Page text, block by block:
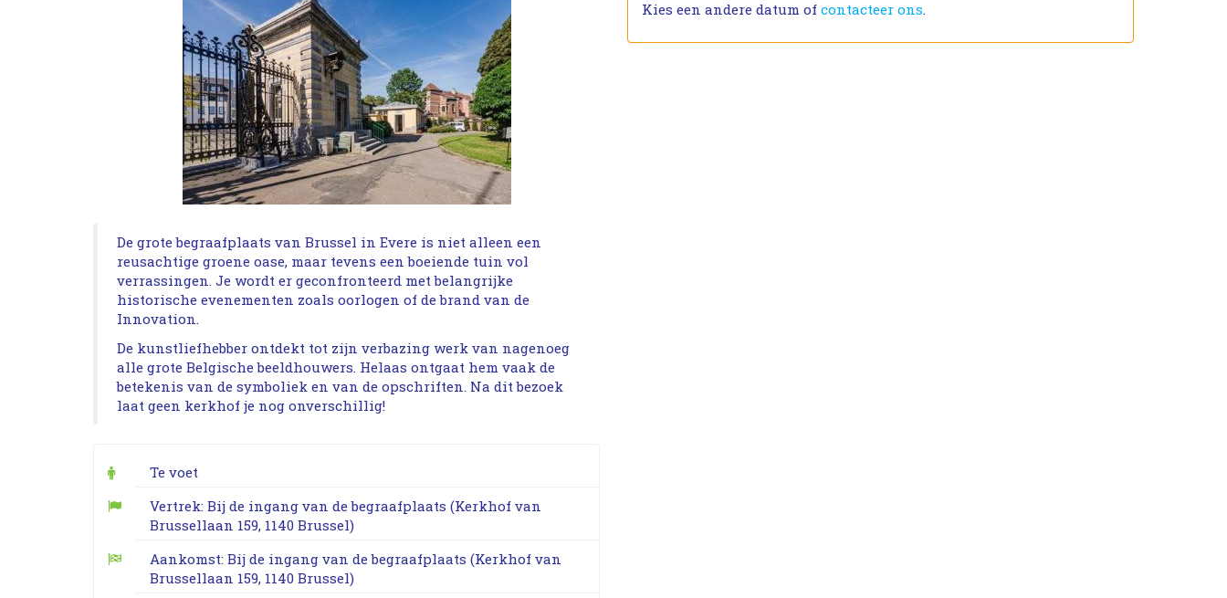
De grote begraafplaats van Brussel in Evere is niet alleen een
reusachtige groene oase, maar tevens een boeiende tuin vol
verrassingen. Je wordt er geconfronteerd met belangrijke
historische evenementen zoals oorlogen of de brand van de
Innovation.
De kunstliefhebber ontdekt tot zijn verbazing werk van nagenoeg
alle grote Belgische beeldhouwers. Helaas ontgaat hem vaak de
betekenis van de symboliek en van de opschriften. Na dit bezoek
laat geen kerkhof je nog onverschillig!
Te voet
Vertrek: Bij de ingang van de begraafplaats (Kerkhof van
Brussellaan 159, 1140 Brussel)
Aankomst: Bij de ingang van de begraafplaats (Kerkhof van
Brussellaan 159, 1140 Brussel)
Kies een andere datum of contacteer ons